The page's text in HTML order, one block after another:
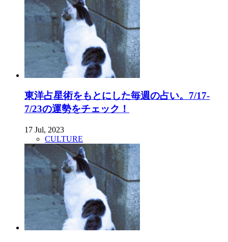
東洋占星術をもとにした毎週の占い。7/17-
7/23の運勢をチェック！
17 Jul, 2023
CULTURE